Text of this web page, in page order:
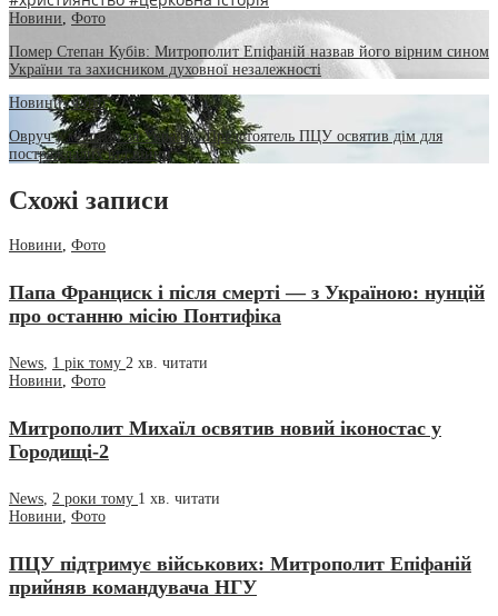
Новини Фото
Помер Степан Кубів: Митрополит Епіфаній назвав його вірним сином
України та захисником духовної незалежності
Новини,Фото
Овруч у молитві за Україну: Предстоятель ПЦУ освятив дім для
постраждалих від війни
Схожі записи
Новини, Фото
Папа Франциск і після смерті — з Україною: нунцій
про останню місію Понтифіка
News, 1 рік тому 2 хв. читати
Новини, Фото
Митрополит Михаїл освятив новий іконостас у
Городищі-2
News, 2 роки тому 1 хв. читати
Новини, Фото
ПЦУ підтримує військових: Митрополит Епіфаній
прийняв командувача НГУ